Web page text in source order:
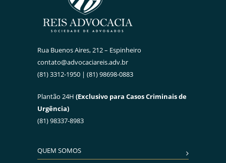
Rua Buenos Aires, 212 – Espinheiro
contato@advocaciareis.adv.br
(81) 3312-1950 | (81) 98698-0883
Plantão 24H (Exclusivo para Casos Criminais de
Urgência)
(81) 98337-8983
QUEM SOMOS